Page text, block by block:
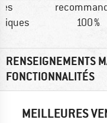
100 %
RENSEIGNEMENTS
FONCTIONNALITÉS
MEILLEURES